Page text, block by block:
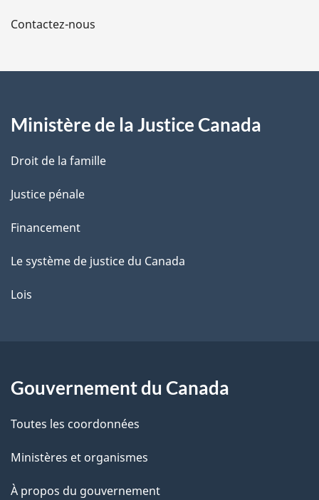
a
e
Contactez-nous
Ministère de la Justice Canada
Droit de la famille
Justice pénale
Financement
Le système de justice du Canada
Lois
Gouvernement du Canada
Toutes les coordonnées
Ministères et organismes
À propos du gouvernement